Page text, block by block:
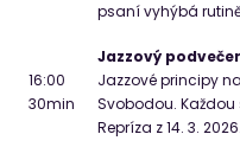
psaní vyhýbá
16:00
30min
Jazzový podvečer
Jazzové principy
Svobodou.
Repríza z 14. 3. 2026.